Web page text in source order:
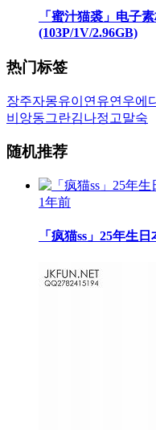
「蜜汁猫裘」电子
(103P/1V/2.96GB)
热门标签
장주자몽유이 연유연우에
비앙동그란김나정 고말숙
随机推荐
1年前
「疯猫ss」25年生